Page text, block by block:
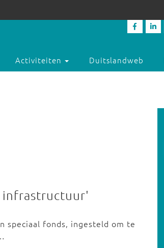
Activiteiten Duitslandweb
infrastructuur'
speciaal fonds, ingesteld om te